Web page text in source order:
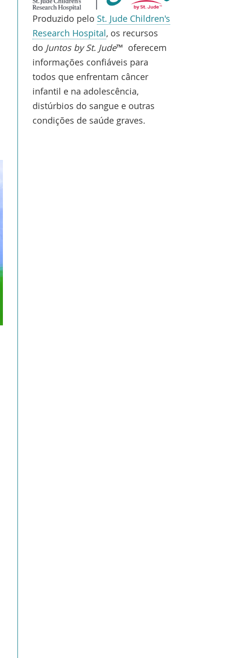
Produzido pelo St. Jude Children's
Research Hospital, os recursos
do Juntos by St. Jude™ oferecem
informações confiáveis para
todos que enfrentam câncer
infantil e na adolescência,
distúrbios do sangue e outras
condições de saúde graves.